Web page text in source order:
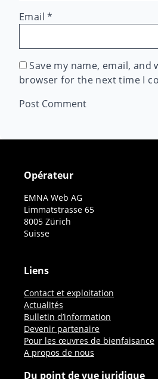
Email*
Save my name, email, and
browser for the next time I
Opérateur
EMNA Web AG
Limmatstrasse 65
8005 Zürich
Suisse
Liens
Contact et exploitation
Actualités
Bulletin d’information
Devenir partenaire
Pour les œuvres de bienfaisance
A propos de nous
Du point de vue juridique